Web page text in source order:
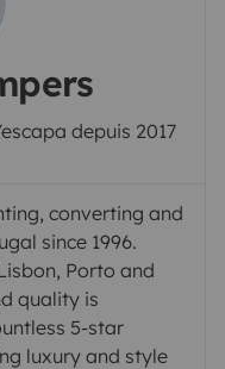
depuis 2017
converting and
since 1996.
Porto and
quality is
5-star
luxury and style